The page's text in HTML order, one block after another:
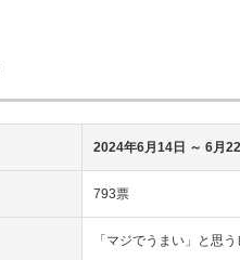
2024年6月14日 ～ 6月
793票
「マジでうまい」と思